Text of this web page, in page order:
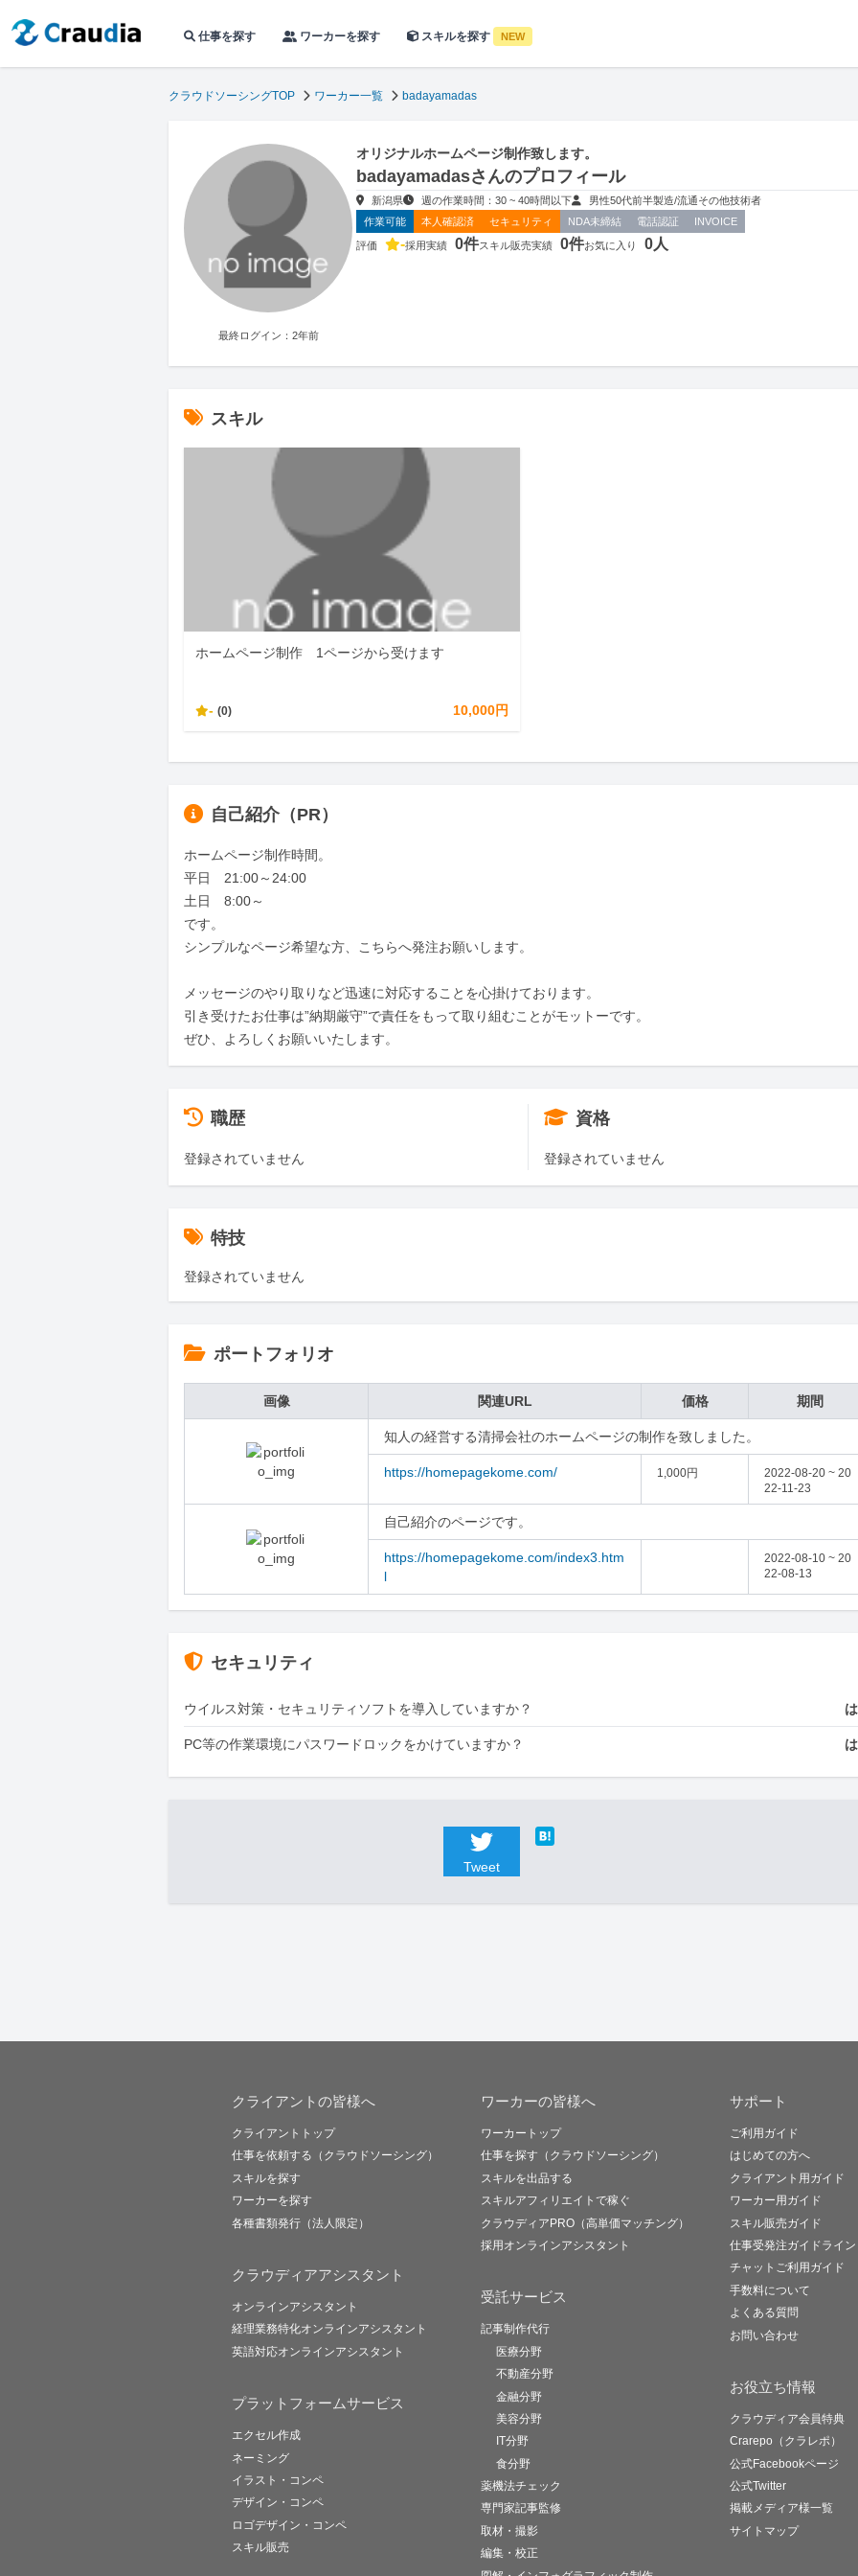
仕事を探す ワーカーを探す スキルを探す NEW
クラウドソーシングTOP ワーカー一覧 badayamadas
最終ログイン：2年前
オリジナルホームページ制作致します。
badayamadasさんのプロフィール
新潟県 週の作業時間：30 ~ 40時間以下 男性50代前半製造/流通その他技術者
作業可能
本人確認済 セキュリティ NDA未締結 電話認証 INVOICE
評価 -採用実績 0件スキル販売実績 0件お気に入り 0人
スキル
ホームページ制作 1ページから受けます
- (0) 10,000円
自己紹介（PR）
ホームページ制作時間。
平日　21:00～24:00
土日　8:00～
です。
シンプルなページ希望な方、こちらへ発注お願いします。
メッセージのやり取りなど迅速に対応することを心掛けております。
引き受けたお仕事は”納期厳守”で責任をもって取り組むことがモットーです。
ぜひ、よろしくお願いいたします。
職歴
登録されていません
資格
登録されていません
特技
登録されていません
ポートフォリオ
画像 関連URL 価格 期間
知人の経営する清掃会社のホームページの制作を致しました。
https://homepagekome.com/ 1,000円
2022-08-20 ~ 20
22-11-23
自己紹介のページです。
https://homepagekome.com/index3.htm
l
2022-08-10 ~ 20
22-08-13
セキュリティ
ウイルス対策・セキュリティソフトを導入していますか？
PC等の作業環境にパスワードロックをかけていますか？
Tweet
クライアントの皆様へ
クライアントトップ
仕事を依頼する（クラウドソーシング）
スキルを探す
ワーカーを探す
各種書類発行（法人限定）
クラウディアアシスタント
オンラインアシスタント
経理業務特化オンラインアシスタント
英語対応オンラインアシスタント
プラットフォームサービス
エクセル作成
ネーミング
イラスト・コンペ
デザイン・コンペ
ロゴデザイン・コンペ
スキル販売
ワーカーの皆様へ
ワーカートップ
仕事を探す（クラウドソーシング）
スキルを出品する
スキルアフィリエイトで稼ぐ
クラウディアPRO（高単価マッチング）
採用オンラインアシスタント
受託サービス
記事制作代行
医療分野
不動産分野
金融分野
美容分野
IT分野
食分野
薬機法チェック
専門家記事監修
取材・撮影
編集・校正
サポート
ご利用ガイド
はじめての方へ
クライアント用ガイド
ワーカー用ガイド
スキル販売ガイド
仕事受発注ガイドライン
チャットご利用ガイド
手数料について
よくある質問
お問い合わせ
お役立ち情報
クラウディア会員特典
Crarepo（クラレポ）
公式Facebookページ
公式Twitter
掲載メディア様一覧
サイトマップ